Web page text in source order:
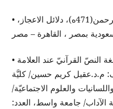
• الجرجانيّ: 1992م: عبد القاهر بن عبد الرحمن(471ه)، دلائل الاعجاز،
• حُسين : 2023م: الرؤية الحجاجيّة للغة النصّ القرآنيّ عند العلامة
م.د.عقيل كريم حسين/ كليَّة
والعلوم الاجتماعيّة/
جامعة واسط، العدد: